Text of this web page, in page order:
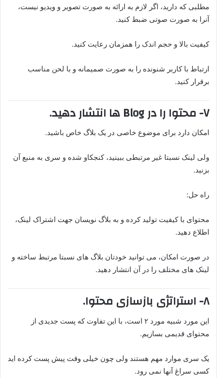
مطلبی که دارید، اگر لازم به ارائه به صورت تصویر و ویدیو نیست،
آنرا به صورت صوتی ضبط کنید.
کیفیت بالا و حجم اندک را همزمان رعایت کنید.
ارتباط با کاربر شنونده را به صورت صمیمانه و با لحن مناسب
برقرار کنید.
۷- محتوا را در Blog ها انتشار دهید.
امکان دارد برای موضوع خاصی در یک بلاگ خاص باشید.
ولی لینک نسبتا غیر مرتبطی ببینید، کنجکاو شده و سری به منبع آن
بزنید.
راه حل:
محتوای با کیفیت تولید کرده و به بلاگ نویسان جهت اشتراک لینک،
اطلاع دهید.
در صورت امکان، می توانید خودتان بلاگ های نسبتا مرتبط ساخته و
لینک های مختلف را در آن انتشار دهید.
۸- استراتژی بازسازی محتوا.
این مورد شبیه مورد ۲ است، با این تفاوت که پست جدیدی از
محتوای قدیمی بسازیم.
یک سری موارد مهم هستند ولی چون خیلی وقت پیش پست کرده اید
کسی سراغ آنها نمی رود.